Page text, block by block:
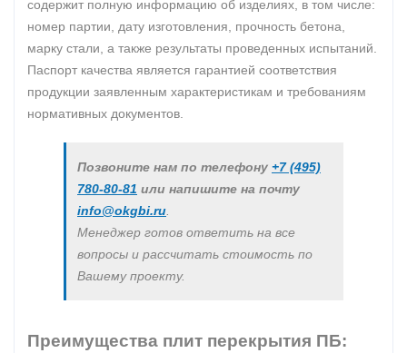
содержит полную информацию об изделиях, в том числе:
номер партии, дату изготовления, прочность бетона,
марку стали, а также результаты проведенных испытаний.
Паспорт качества является гарантией соответствия
продукции заявленным характеристикам и требованиям
нормативных документов.
Позвоните нам по телефону +7 (495)
780-80-81 или напишите на почту
info@okgbi.ru
Менеджер готов ответить на все
вопросы и рассчитать стоимость по
Вашему проекту.
Преимущества плит перекрытия ПБ: